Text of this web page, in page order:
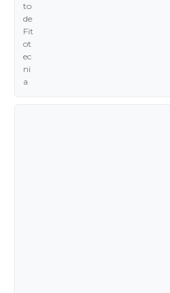
to
de
Fit
ot
ec
ni
a